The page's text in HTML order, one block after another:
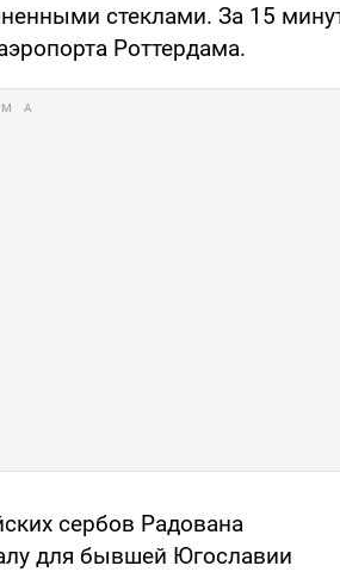
стеклами. За 15
Роттердама.
сербов Радована
для бывшей Югославии